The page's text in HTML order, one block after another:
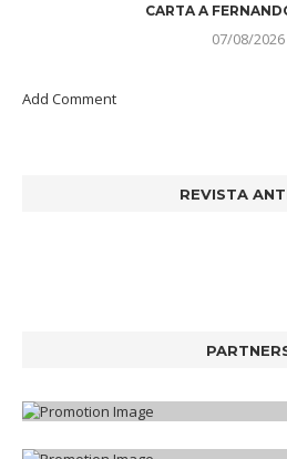
CARTA A
07/08/2026
Add Comment
REVISTA